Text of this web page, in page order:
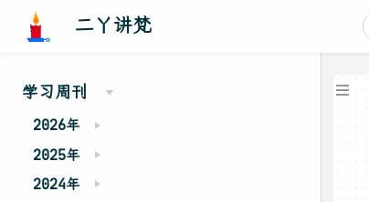
二丫讲梵
学习周刊
2026年
2025年
2024年